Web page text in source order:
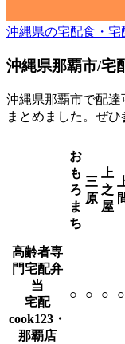
沖縄県の宅配食・
沖縄県那覇市/宅
沖縄県那覇市で配
まとめました。ぜひ
お
も
ろ
ま
ち
三
原
上
之
屋
高齢者専
門宅配弁
当
宅配
cook123・
那覇店
○ ○ ○ ○